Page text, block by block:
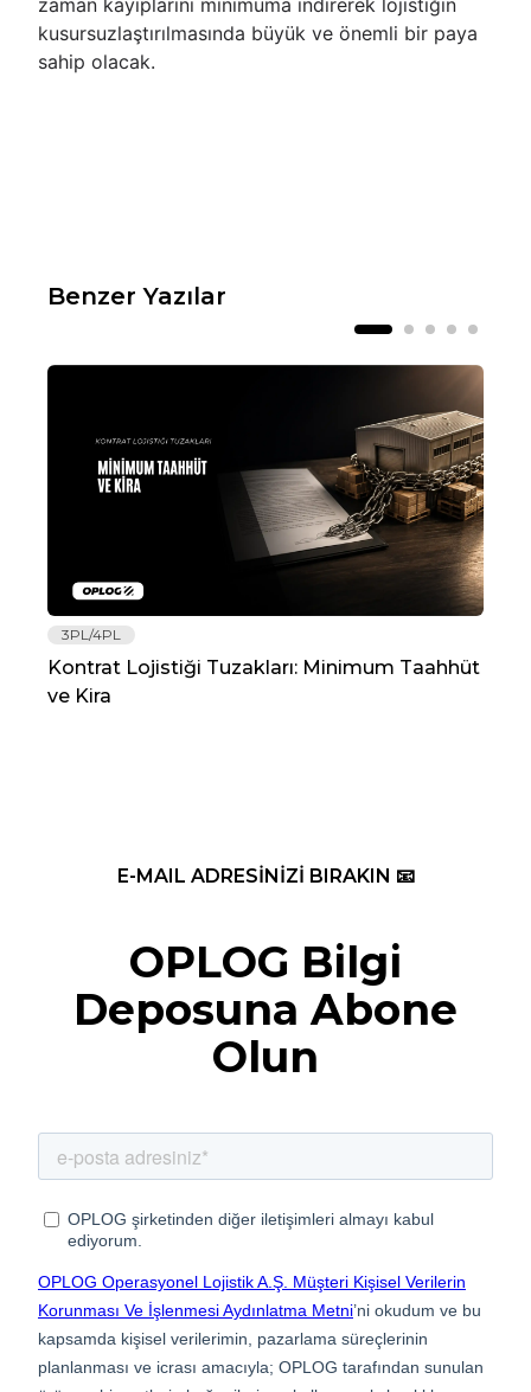
zaman kayıplarını minimuma indirerek lojistiğin
kusursuzlaştırılmasında büyük ve önemli bir paya
sahip olacak.
Benzer Yazılar
3PL/4PL
Kontrat Lojistiği Tuzakları: Minimum Taahhüt
ve Kira
E-MAIL ADRESİNİZİ BIRAKIN 📧
OPLOG Bilgi
Deposuna Abone
Olun